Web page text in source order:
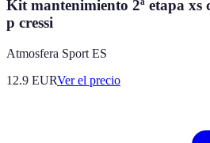
Kit mantenimiento 2ª etapa xs
p cressi
Atmosfera Sport ES
12.9 EURVer el precio